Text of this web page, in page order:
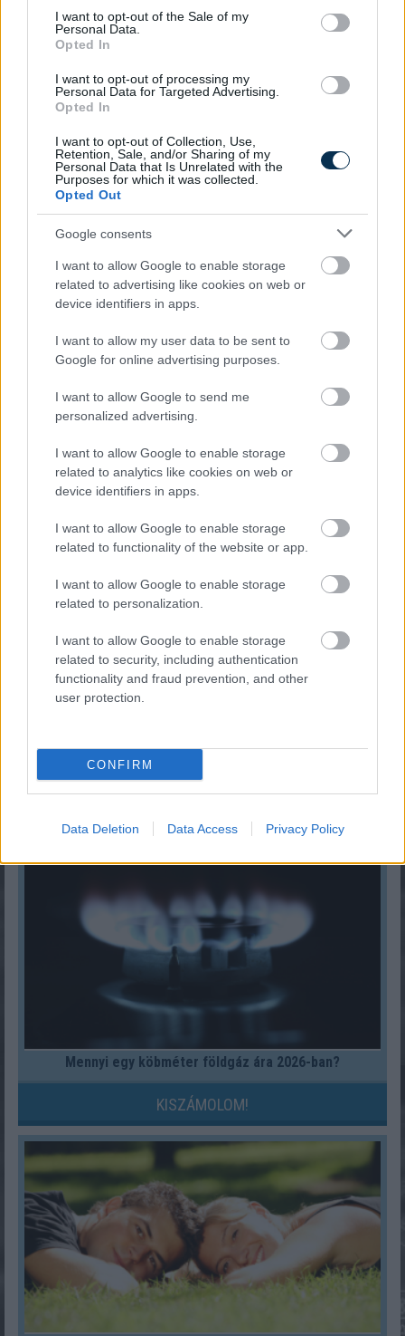
consent section.
I want to opt-out of the Sale of my
Personal Data.
Opted In
I want to opt-out of processing my
Personal Data for Targeted Advertising.
Opted In
I want to opt-out of Collection, Use,
Retention, Sale, and/or Sharing of my
Personal Data that Is Unrelated with the
Purposes for which it was collected.
Opted Out
Google consents
I want to allow Google to enable storage
related to advertising like cookies on web or
device identifiers in apps.
I want to allow my user data to be sent to
Google for online advertising purposes.
I want to allow Google to send me
personalized advertising.
I want to allow Google to enable storage
related to analytics like cookies on web or
device identifiers in apps.
I want to allow Google to enable storage
related to functionality of the website or app.
I want to allow Google to enable storage
related to personalization.
I want to allow Google to enable storage
related to security, including authentication
functionality and fraud prevention, and other
user protection.
CONFIRM
Data Deletion Data Access Privacy Policy
Mekkora állami nyugdíjra számíthatok?
Fix számokkal lottózol? Most megtudhatod, nyertél
volna-e valaha!
KISZÁMOLOM!
Gyorshajtás büntetés 2024-ben
KISZÁMOLOM!
Mennyi egy köbméter földgáz ára 2026-ban?
KISZÁMOLOM!